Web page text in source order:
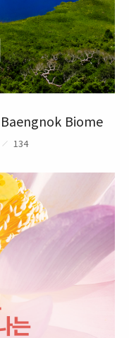
Baengnok Biome
134